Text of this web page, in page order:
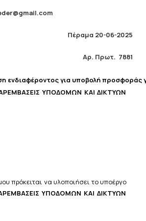
Πέραμα 20-06-2025
Αρ. Πρωτ. 7881
ενδιαφέροντοςγια υποβολή προσφοράς
ΥΠΟΔΟΜΩΝ ΚΑΙ ΔΙΚΤΥΩΝ
πρόκειται να υλοποιήσει τουποέργο
ΥΠΟΔΟΜΩΝ ΚΑΙ ΔΙΚΤΥΩΝ